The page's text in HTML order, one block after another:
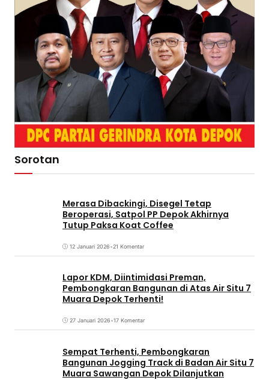
Sorotan
Merasa Dibackingi, Disegel Tetap
Beroperasi, Satpol PP Depok Akhirnya
Tutup Paksa Koat Coffee
12 Januari 2026•21 Komentar
Lapor KDM, Diintimidasi Preman,
Pembongkaran Bangunan di Atas Air Situ 7
Muara Depok Terhenti!
27 Januari 2026•17 Komentar
Sempat Terhenti, Pembongkaran
Bangunan Jogging Track di Badan Air Situ 7
Muara Sawangan Depok Dilanjutkan